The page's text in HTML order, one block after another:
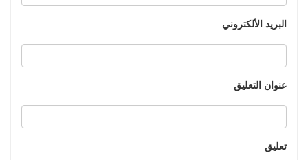
البريد الألكتروني
عنوان التعليق
تعليق